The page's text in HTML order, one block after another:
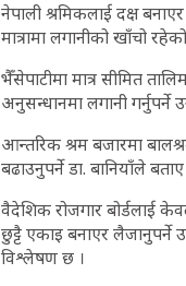
नेपाली श्रमिकलाई दक्ष
मात्रामा लगानीको खाँचो
भैँसेपाटीमा मात्र सीमित
अनुसन्धानमा लगानी
आन्तरिक श्रम बजारमा
बढाउनुपर्ने डा. बानियाँले
वैदेशिक रोजगार बोर्डलाई
छुट्टै एकाइ बनाएर
विश्लेषण छ ।